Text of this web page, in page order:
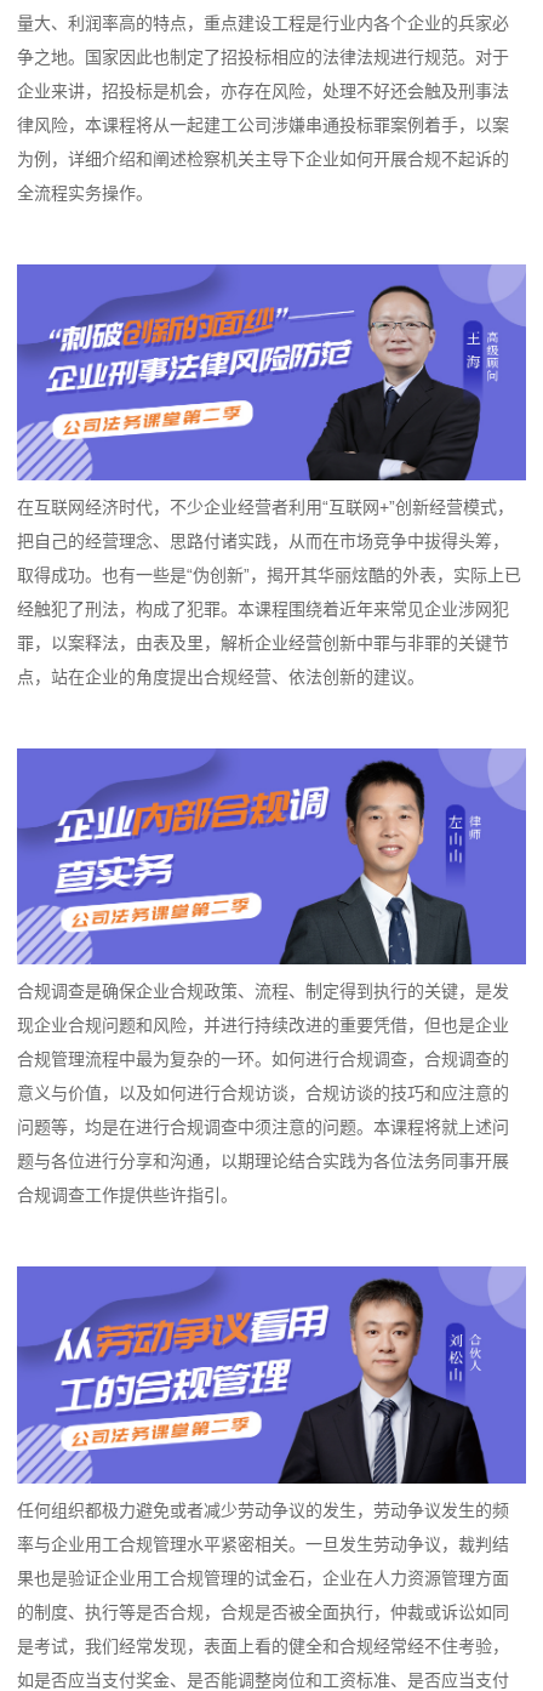
量大、利润率高的特点，重点建设工程是行业内各个企业的兵家必
争之地。国家因此也制定了招投标相应的法律法规进行规范。对于
企业来讲，招投标是机会，亦存在风险，处理不好还会触及刑事法
律风险，本课程将从一起建工公司涉嫌串通投标罪案例着手，以案
为例，详细介绍和阐述检察机关主导下企业如何开展合规不起诉的
全流程实务操作。
在互联网经济时代，不少企业经营者利用“互联网+”创新经营模式，
把自己的经营理念、思路付诸实践，从而在市场竞争中拔得头筹，
取得成功。也有一些是“伪创新”，揭开其华丽炫酷的外表，实际上已
经触犯了刑法，构成了犯罪。本课程围绕着近年来常见企业涉网犯
罪，以案释法，由表及里，解析企业经营创新中罪与非罪的关键节
点，站在企业的角度提出合规经营、依法创新的建议。
合规调查是确保企业合规政策、流程、制定得到执行的关键，是发
现企业合规问题和风险，并进行持续改进的重要凭借，但也是企业
合规管理流程中最为复杂的一环。如何进行合规调查，合规调查的
意义与价值，以及如何进行合规访谈，合规访谈的技巧和应注意的
问题等，均是在进行合规调查中须注意的问题。本课程将就上述问
题与各位进行分享和沟通，以期理论结合实践为各位法务同事开展
合规调查工作提供些许指引。
任何组织都极力避免或者减少劳动争议的发生，劳动争议发生的频
率与企业用工合规管理水平紧密相关。一旦发生劳动争议，裁判结
果也是验证企业用工合规管理的试金石，企业在人力资源管理方面
的制度、执行等是否合规，合规是否被全面执行，仲裁或诉讼如同
是考试，我们经常发现，表面上看的健全和合规经常经不住考验，
如是否应当支付奖金、是否能调整岗位和工资标准、是否应当支付